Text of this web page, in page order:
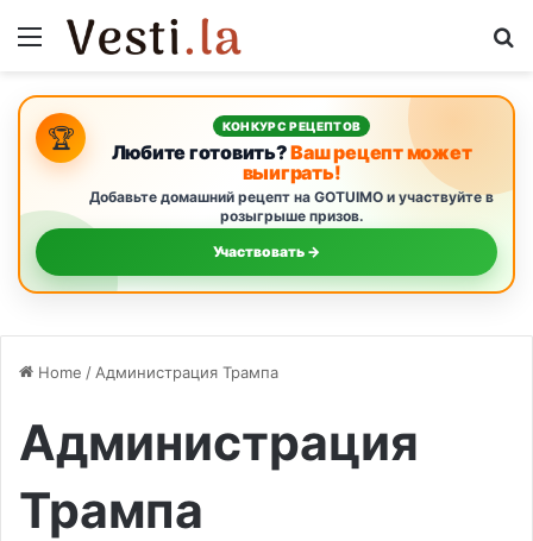
Menu
🏆 КОНКУРС РЕЦЕПТОВ
Любите готовить?Ваш рецепт может
выиграть!
Добавьте домашний рецепт на GOTUIMO и участвуйте в
розыгрыше призов.
Участвовать →
Home / Администрация Трампа
Администрация
Трампа